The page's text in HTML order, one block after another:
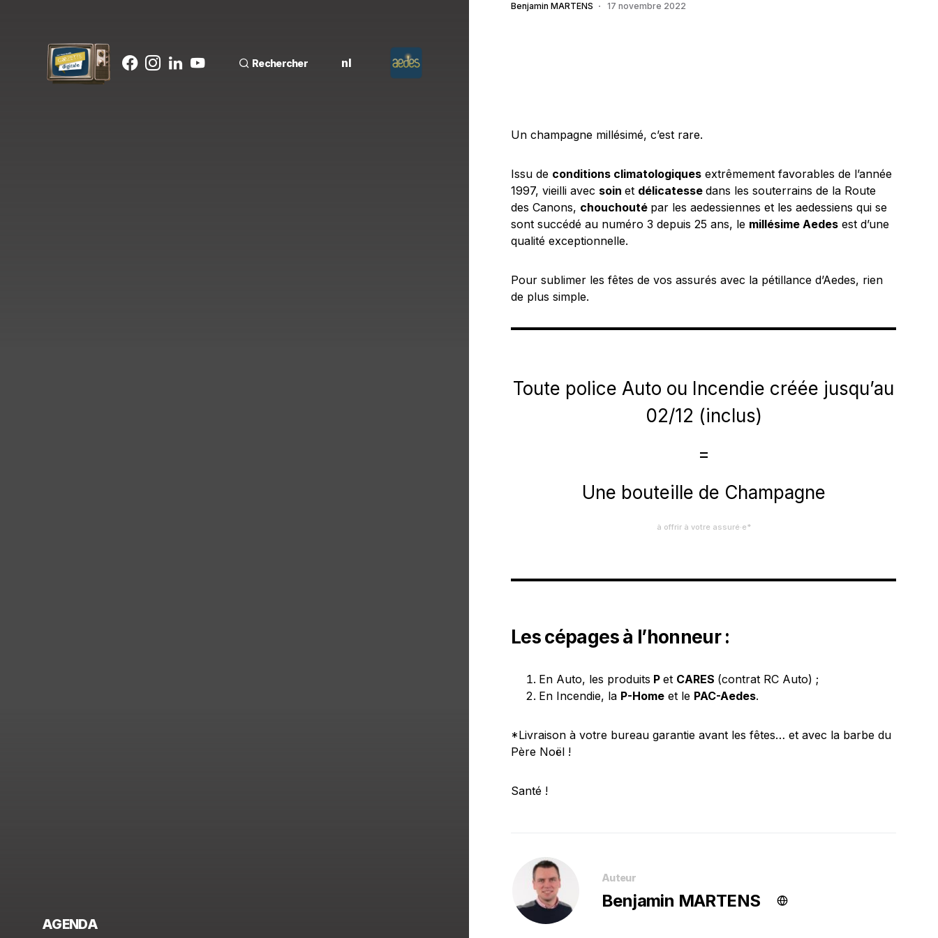
Rechercher nl
AGENDA
Benjamin MARTENS 17 novembre 2022
Un champagne millésimé, c’est rare.
Issu de conditions climatologiques extrêmement favorables de l’année
1997, vieilli avec soin et délicatesse dans les souterrains de la Route
des Canons, chouchouté par les aedessiennes et les aedessiens qui se
sont succédé au numéro 3 depuis 25 ans, le millésime Aedes est d’une
qualité exceptionnelle.
Pour sublimer les fêtes de vos assurés avec la pétillance d’Aedes, rien
de plus simple.
Toute police Auto ou Incendie créée jusqu’au
02/12 (inclus)
=
Une bouteille de Champagne
à offrir à votre assuré·e*
Les cépages à l’honneur :
En Auto, les produits P et CARES (contrat RC Auto) ;
En Incendie, la P-Home et le PAC-Aedes.
*Livraison à votre bureau garantie avant les fêtes… et avec la barbe du
Père Noël !
Santé !
Auteur
Benjamin MARTENS